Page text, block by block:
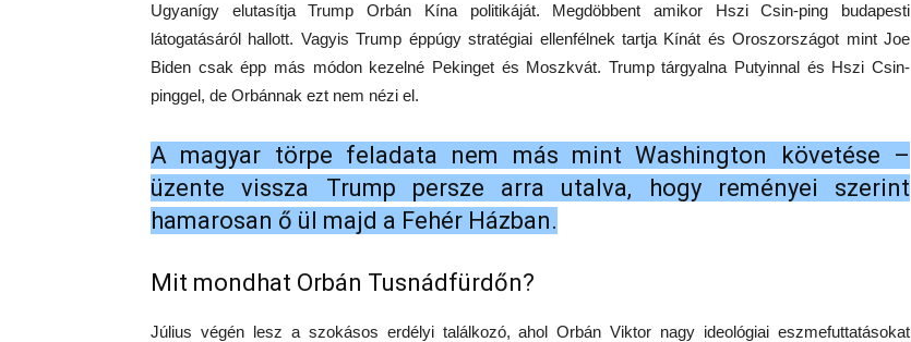
Ugyanígy elutasítja Trump Orbán Kína politikáját. Megdöbbent amikor Hszi Csin-ping budapesti
látogatásáról hallott. Vagyis Trump éppúgy stratégiai ellenfélnek tartja Kínát és Oroszországot mint Joe
Biden csak épp más módon kezelné Pekinget és Moszkvát. Trump tárgyalna Putyinnal és Hszi Csin-
pinggel, de Orbánnak ezt nem nézi el.
A magyar törpe feladata nem más mint Washington követése –
üzente vissza Trump persze arra utalva, hogy reményei szerint
hamarosan ő ül majd a Fehér Házban.
Mit mondhat Orbán Tusnádfürdőn?
Július végén lesz a szokásos erdélyi találkozó, ahol Orbán Viktor nagy ideológiai eszmefuttatásokat